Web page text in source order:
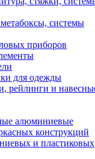
системы
приборов
для одежды
рейлинги и
алюминиевые
конструкций
и пластиковых